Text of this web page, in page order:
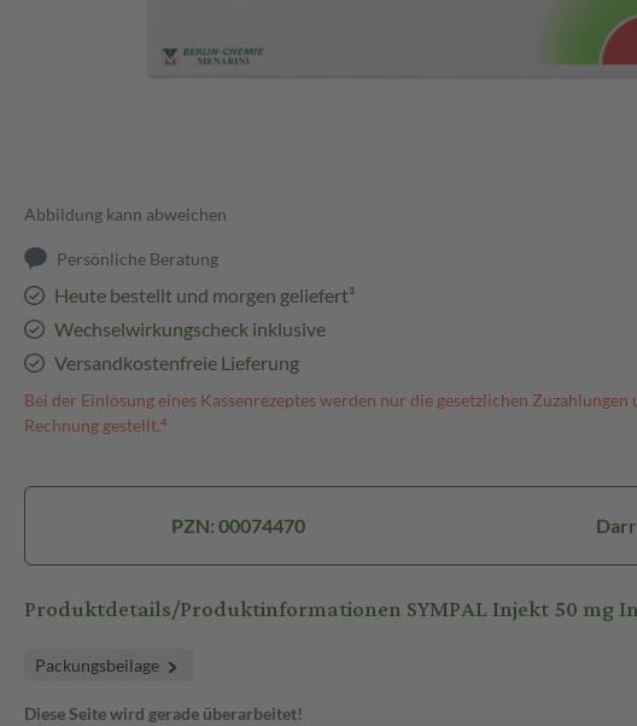
Abbildung kann abweichen
Persönliche Beratung
Heute bestellt und morgen geliefert³
Wechselwirkungscheck inklusive
Versandkostenfreie Lieferung
Bei der Einlösung eines Kassenrezeptes werden nur die gesetzlichen Zuzahlungen
Rechnung gestellt.⁴
PZN: 00074470
Produktdetails/Produktinformationen SYMPAL Injekt 50 mg
Packungsbeilage
Diese Seite wird gerade überarbeitet!